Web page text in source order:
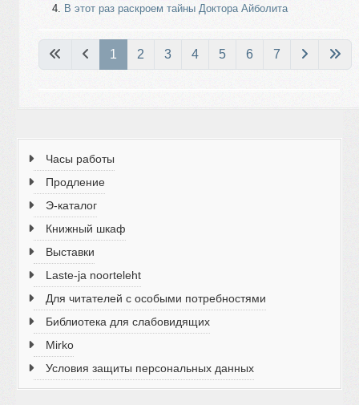
Часы работы
Продление
Э-каталог
Книжный шкаф
Выставки
Laste-ja noorteleht
Для читателей с особыми потребностями
Библиотека для слабовидящих
Mirko
Условия защиты персональных данных
В этот раз раскроем тайны Доктора Айболита
Страница 1 из 7
1 2 3 4 5 6 7